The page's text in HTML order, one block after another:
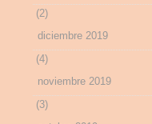
(2)
diciembre 2019
(4)
noviembre 2019
(3)